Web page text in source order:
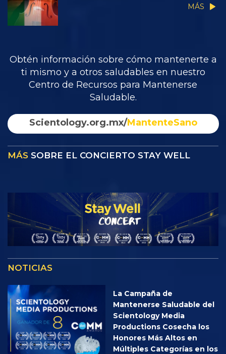
MÁS
Obtén información sobre cómo mantenerte a
ti mismo y a otros saludables en nuestro
Centro de Recursos para Mantenerse
Saludable.
Scientology.org.mx/MantenteSano
MÁS SOBRE EL CONCIERTO STAY WELL
NOTICIAS
La Campaña de
Mantenerse Saludable del
Scientology Media
Productions Cosecha los
Honores Más Altos en
Múltiples Categorías en los